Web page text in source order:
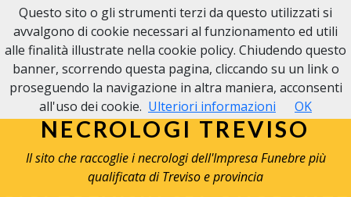
NECROLOGI TREVISO
Il sito che raccoglie i necrologi dell'Impresa Funebre più
qualificata di Treviso e provincia
Questo sito o gli strumenti terzi da questo utilizzati si
avvalgono di cookie necessari al funzionamento ed utili
alle finalità illustrate nella cookie policy. Chiudendo questo
banner, scorrendo questa pagina, cliccando su un link o
proseguendo la navigazione in altra maniera, acconsenti
all'uso dei cookie. Ulteriori informazioni OK